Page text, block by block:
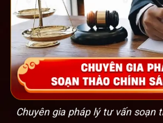
Chuyên gia pháp lý tư vấn soạn